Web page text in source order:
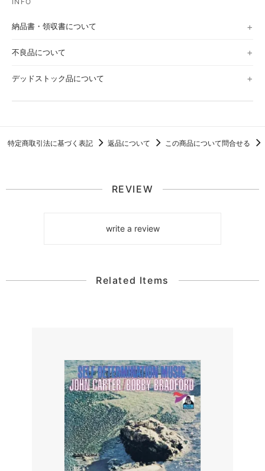
納品書・領収書について
不良品について
デッドストック品について
特定商取引法に基づく表記 返品について この商品について問合せる
REVIEW
write a review
Related Items